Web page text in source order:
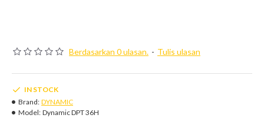
Berdasarkan 0 ulasan. - Tulis ulasan
IN STOCK
Brand: DYNAMIC
Model: Dynamic DPT 36H